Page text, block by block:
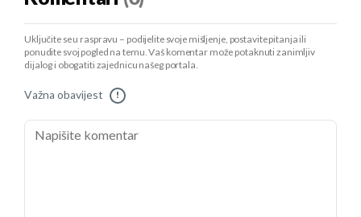
Uključite se u raspravu – podijelite svoje mišljenje, postavite pitanja ili
ponudite svoj pogled na temu. Vaš komentar može potaknuti zanimljiv
dijalog i obogatiti zajednicu našeg portala.
Važna obavijest !